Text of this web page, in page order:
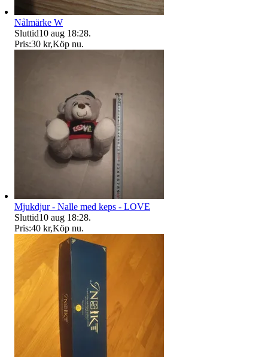
Nålmärke W
Sluttid10 aug 18:28.
Pris:30 kr,Köp nu.
Mjukdjur - Nalle med keps - LOVE
Sluttid10 aug 18:28.
Pris:40 kr,Köp nu.